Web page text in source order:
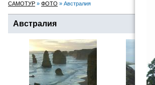
САМОТУР » ФОТО » Австралия
Австралия